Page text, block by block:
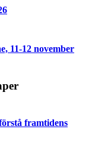
11-12 november
framtidens